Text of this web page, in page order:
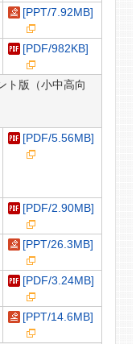
[PPT/7.92MB]
[PDF/982KB]
ト版（小中高向
[PDF/5.56MB]
[PDF/2.90MB]
[PPT/26.3MB]
[PDF/3.24MB]
[PPT/14.6MB]